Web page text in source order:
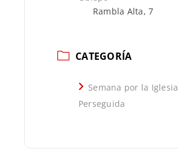
Rambla Alta, 7
CATEGORÍA
Semana por la Iglesia
Perseguida